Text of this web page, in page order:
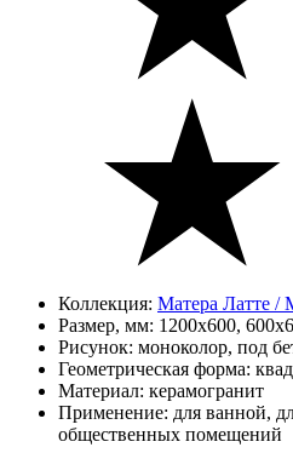
Коллекция: Матера Латте /
Размер, мм: 1200x600,
Рисунок: моноколор, под
Геометрическая форма:
Материал: керамогранит
Применение: для ванной,
общественных помещений